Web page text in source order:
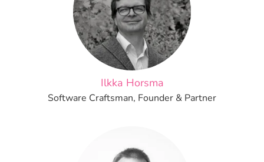
Ilkka Horsma
Software Craftsman, Founder & Partner